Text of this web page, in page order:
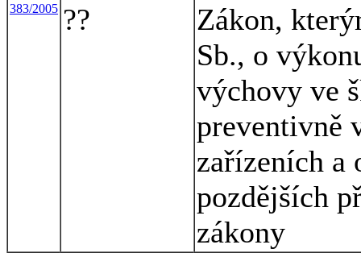
383/2005 ??
Zákon,
Sb., o
výchovy ve
preventivně
zařízeních a
pozdějších
zákony